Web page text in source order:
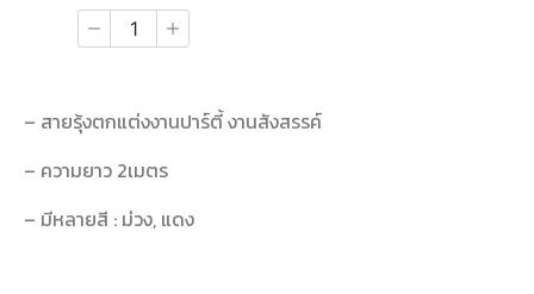
– สายรุ้งตกแต่งงานปาร์ตี้ งานสังสรรค์
– ความยาว 2เมตร
– มีหลายสี : ม่วง, แดง